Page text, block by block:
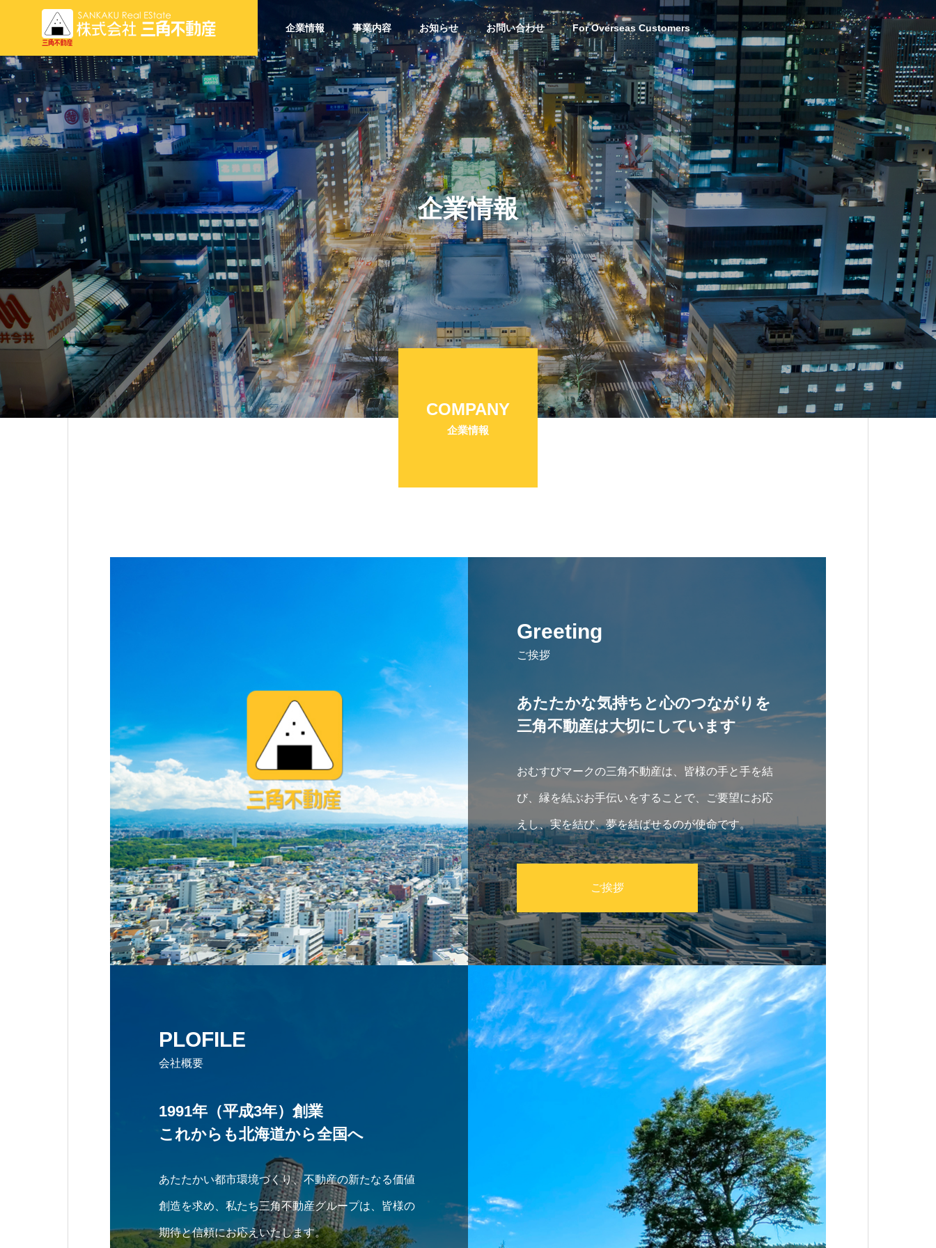
企業情報 事業内容 お知らせ お問い合わせ For Overseas Customers
BUSINESS
事業内容
Real Estate Sales and
Brokerage
不動産売買・仲介
International Business
国際事業
Valueup Business
バリューアップ事業
Incom Propety Sales
収益物件販売
Residential land
development
宅地開発
Real Estate Consulting
不動産コンサルティング
企業情報
COMPANY
企業情報
Greeting
ご挨拶
あたたかな気持ちと心のつながりを
三角不動産は大切にしています
おむすびマークの三角不動産は、皆様の手と手を結
び、縁を結ぶお手伝いをすることで、ご要望にお応
えし、実を結び、夢を結ばせるのが使命です。
ご挨拶
PLOFILE
会社概要
1991年（平成3年）創業
これからも北海道から全国へ
あたたかい都市環境づくり、不動産の新たなる価値
創造を求め、私たち三角不動産グループは、皆様の
期待と信頼にお応えいたします。